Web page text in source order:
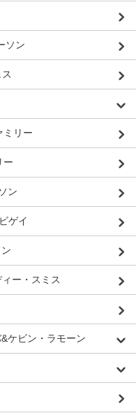
ソン
ミリー
ー
ン
ゲイ
ー・スミス
ケビン・ラモーン